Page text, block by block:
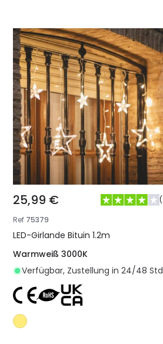
25,99 € (
Ref 75379
LED-Girlande Bituin 1.2m
Warmweiß 3000K
Verfügbar, Zustellung in 24/48